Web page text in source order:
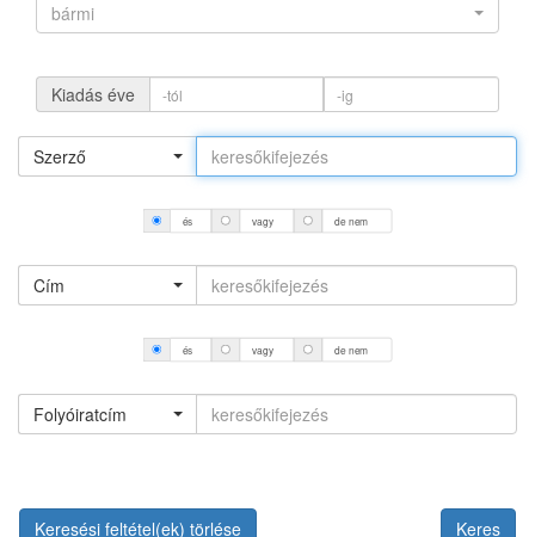
bármi
Kiadás éve
Szerző
és vagy de nem
Cím
és vagy de nem
Folyóiratcím
Keresési feltétel(ek) törlése